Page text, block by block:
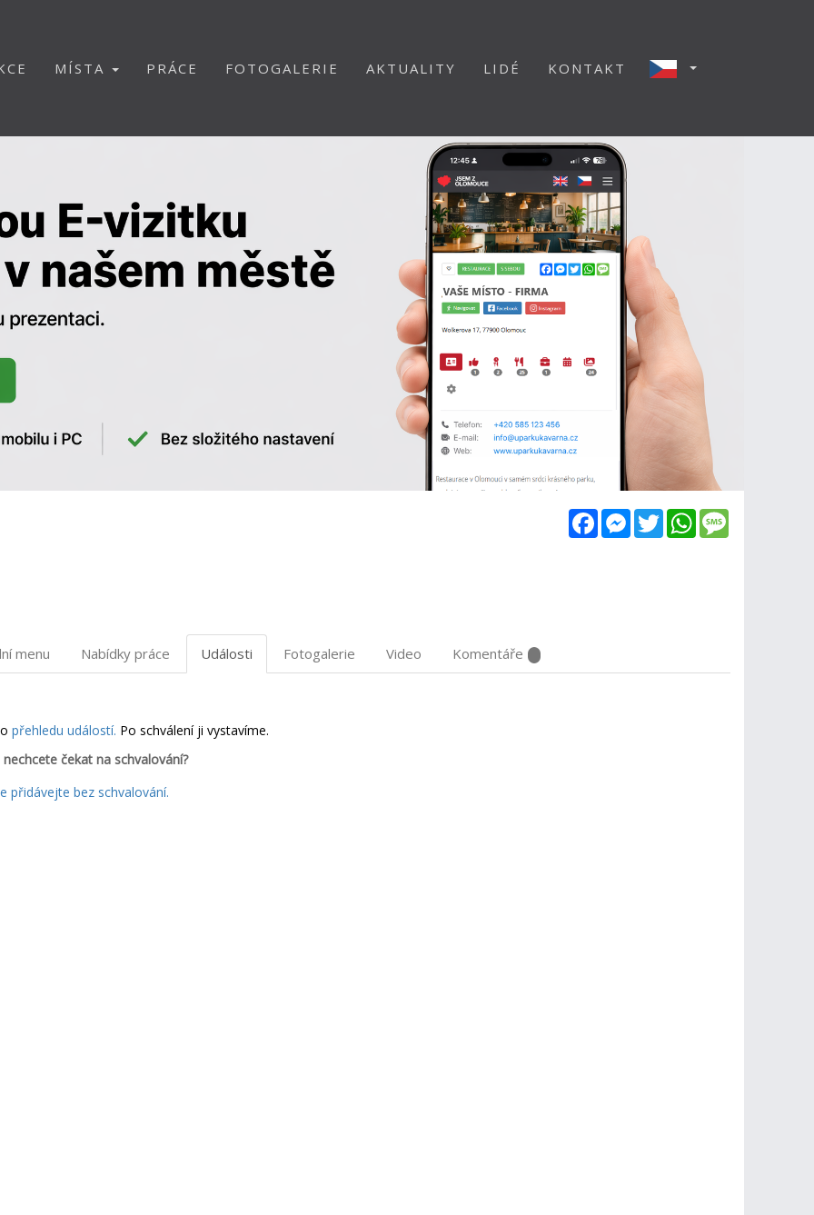
MÍSTA PRÁCE FOTOGALERIE AKTUALITY LIDÉ KONTAKT
FacebookMessenger
TwitterWhatsApp
menu Nabídky práce Události Fotogalerie Video Komentáře
přehledu událostí. Po schválení ji vystavíme.
čekat na schvalování?
přidávejte bez schvalování.